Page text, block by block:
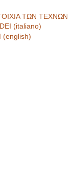
ΤΩΝ ΤΕΧΝΩΝ
(italiano)
(english)